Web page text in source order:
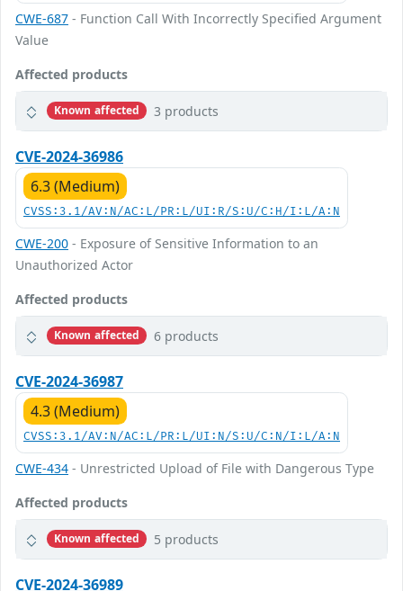
CWE-687 - Function Call With Incorrectly Specified Argument
Value
Affected products
Known affected 3 products
CVE-2024-36986
6.3 (Medium)
CVSS:3.1/AV:N/AC:L/PR:L/UI:R/S:U/C:H/I:L/A:N
CWE-200 - Exposure of Sensitive Information to an
Unauthorized Actor
Affected products
Known affected 6 products
CVE-2024-36987
4.3 (Medium)
CVSS:3.1/AV:N/AC:L/PR:L/UI:N/S:U/C:N/I:L/A:N
CWE-434 - Unrestricted Upload of File with Dangerous Type
Affected products
Known affected 5 products
CVE-2024-36989